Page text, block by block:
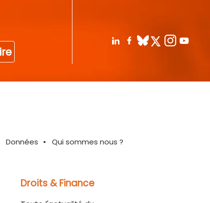
Données Qui sommes nous ?
Droits & Finance